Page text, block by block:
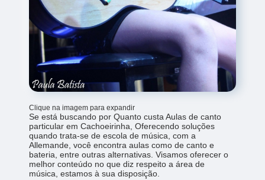
Clique na imagem para expandir
Se está buscando por Quanto custa Aulas de canto
particular em Cachoeirinha, Oferecendo soluções
quando trata-se de escola de música, com a
Allemande, você encontra aulas como de canto e
bateria, entre outras alternativas. Visamos oferecer o
melhor conteúdo no que diz respeito a área de
música, estamos à sua disposição.